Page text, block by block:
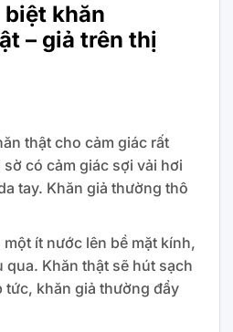
biệt khăn
– giả trên thị
thật cho cảm giác rất
sờ có cảm giác sợi vải hơi
tay. Khăn giả thường thô
ít nước lên bề mặt kính,
qua. Khăn thật sẽ hút sạch
tức, khăn giả thường đẩy